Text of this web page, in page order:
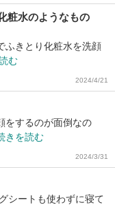
粧水のようなもの
ふきとり化粧水を洗顔
む
2024/4/21
をするのが面倒なの
きを読む
2024/3/31
シートも使わずに寝て